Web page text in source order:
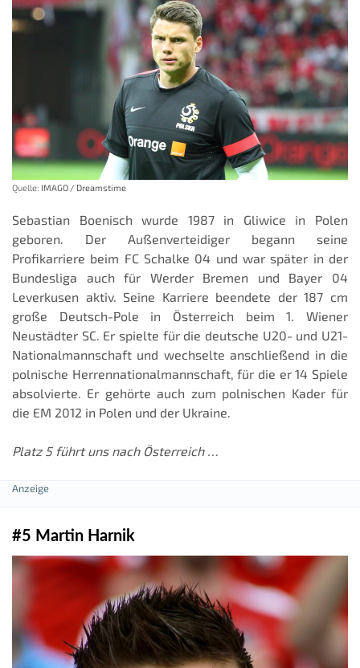
Quelle: IMAGO / Dreamstime
Sebastian Boenisch wurde 1987 in Gliwice in Polen
geboren. Der Außenverteidiger begann seine
Profikarriere beim FC Schalke 04 und war später in der
Bundesliga auch für Werder Bremen und Bayer 04
Leverkusen aktiv. Seine Karriere beendete der 187 cm
große Deutsch-Pole in Österreich beim 1. Wiener
Neustädter SC. Er spielte für die deutsche U20- und U21-
Nationalmannschaft und wechselte anschließend in die
polnische Herrennationalmannschaft, für die er 14 Spiele
absolvierte. Er gehörte auch zum polnischen Kader für
die EM 2012 in Polen und der Ukraine.
Platz 5 führt uns nach Österreich …
#5 Martin Harnik